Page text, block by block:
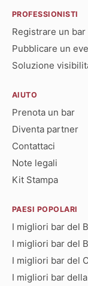
PROFESSIONISTI
Registrare un bar
Pubblicare un
Soluzione
AIUTO
Prenota un bar
Diventa partner
Contattaci
Note legali
Kit Stampa
PAESI POPOLARI
I migliori bar del
I migliori bar del
I migliori bar del
I migliori bar